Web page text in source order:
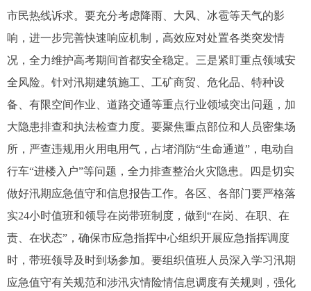
市民热线诉求。要充分考虑降雨、大风、冰雹等天气的影
响，进一步完善快速响应机制，高效应对处置各类突发情
况，全力维护高考期间首都安全稳定。三是紧盯重点领域安
全风险。针对汛期建筑施工、工矿商贸、危化品、特种设
备、有限空间作业、道路交通等重点行业领域突出问题，加
大隐患排查和执法检查力度。要聚焦重点部位和人员密集场
所，严查违规用火用电用气，占堵消防“生命通道”，电动自
行车“进楼入户”等问题，全力排查整治火灾隐患。四是切实
做好汛期应急值守和信息报告工作。各区、各部门要严格落
实24小时值班和领导在岗带班制度，做到“在岗、在职、在
责、在状态”，确保市应急指挥中心组织开展应急指挥调度
时，带班领导及时到场参加。要组织值班人员深入学习汛期
应急值守有关规范和涉汛灾情险情信息调度有关规则，强化